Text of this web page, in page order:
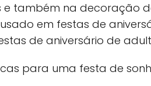
e também na decoração
em festas de
de aniversário de
para uma festa de